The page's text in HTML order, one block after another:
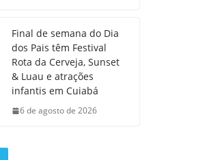
Final de semana do Dia
dos Pais têm Festival
Rota da Cerveja, Sunset
& Luau e atrações
infantis em Cuiabá
6 de agosto de 2026